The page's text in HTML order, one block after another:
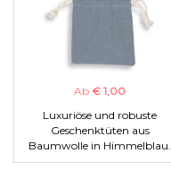
Ab € 1,00
Luxuriöse und robuste
Geschenktüten aus
Baumwolle in Himmelblau.